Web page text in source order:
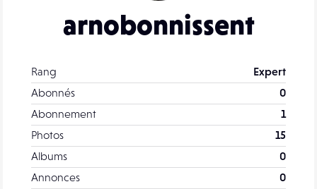
arnobonnissent
Rang
Expert
Abonnés
0
Abonnement
1
Photos
15
Albums
0
Annonces
0